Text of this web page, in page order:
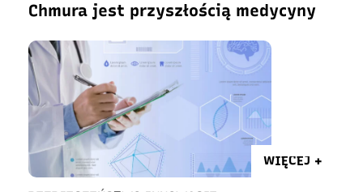
Chmura jest przyszłością medycyny
WIĘCEJ +